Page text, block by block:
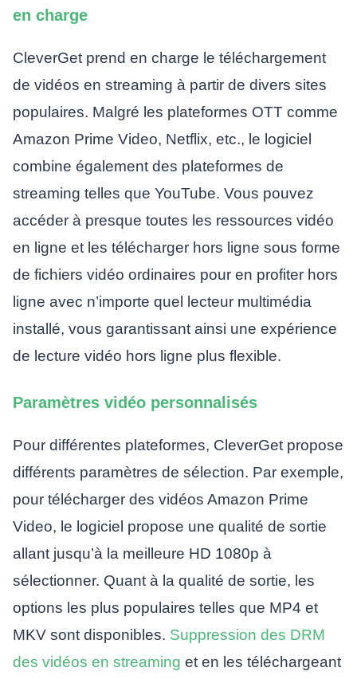
en charge
CleverGet prend en charge le téléchargement
de vidéos en streaming à partir de divers sites
populaires. Malgré les plateformes OTT comme
Amazon Prime Video, Netflix, etc., le logiciel
combine également des plateformes de
streaming telles que YouTube. Vous pouvez
accéder à presque toutes les ressources vidéo
en ligne et les télécharger hors ligne sous forme
de fichiers vidéo ordinaires pour en profiter hors
ligne avec n’importe quel lecteur multimédia
installé, vous garantissant ainsi une expérience
de lecture vidéo hors ligne plus flexible.
Paramètres vidéo personnalisés
Pour différentes plateformes, CleverGet propose
différents paramètres de sélection. Par exemple,
pour télécharger des vidéos Amazon Prime
Video, le logiciel propose une qualité de sortie
allant jusqu’à la meilleure HD 1080p à
sélectionner. Quant à la qualité de sortie, les
options les plus populaires telles que MP4 et
MKV sont disponibles. Suppression des DRM
des vidéos en streaming et en les téléchargeant